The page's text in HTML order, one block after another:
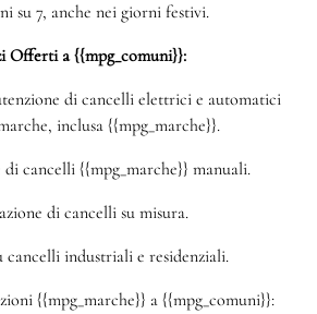
su 7, anche nei giorni festivi.
Offerti a {{mpg_comuni}}:
di cancelli elettrici e automatici
inclusa {{mpg_marche}}.
cancelli {{mpg_marche}} manuali.
di cancelli su misura.
cancelli industriali e residenziali.
{{mpg_marche}} a {{mpg_comuni}}: